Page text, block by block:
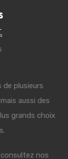
de plusieurs
aussi des
grands choix
nos